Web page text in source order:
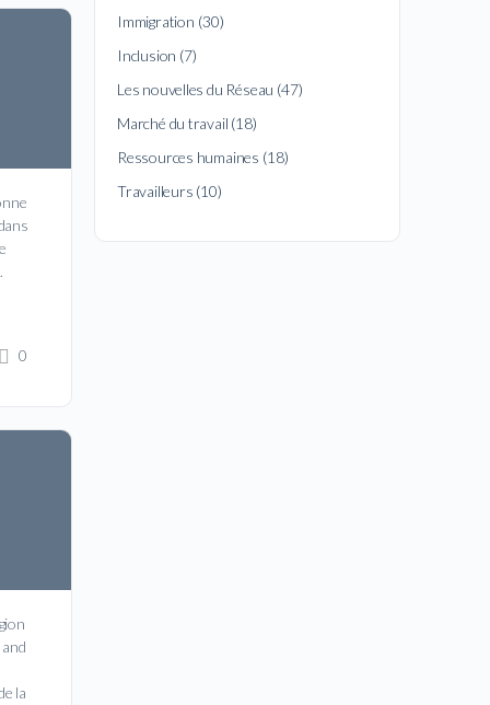
0
la
Immigration (30)
Inclusion (7)
Les nouvelles du Réseau (47)
Marché du travail (18)
Ressources humaines (18)
Travailleurs (10)